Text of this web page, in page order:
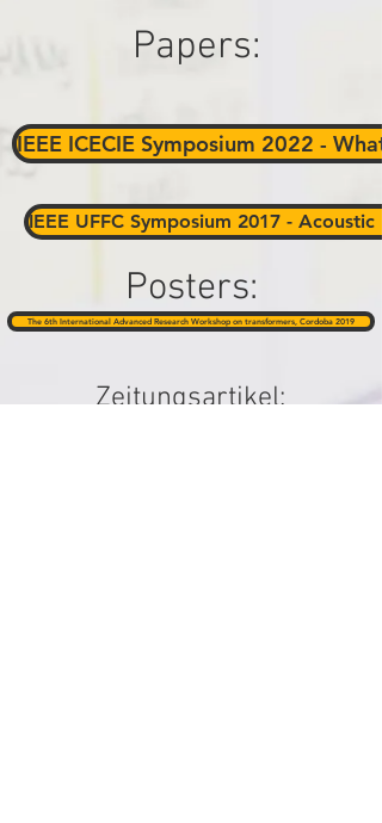
Papers:
IEEE ICECIE Symposium 2022 -
IEEE UFFC Symposium 2017 -
Posters:
The 6th International Advanced Research Workshop on transformers, Cordoba 2019
Zeitungsartikel: